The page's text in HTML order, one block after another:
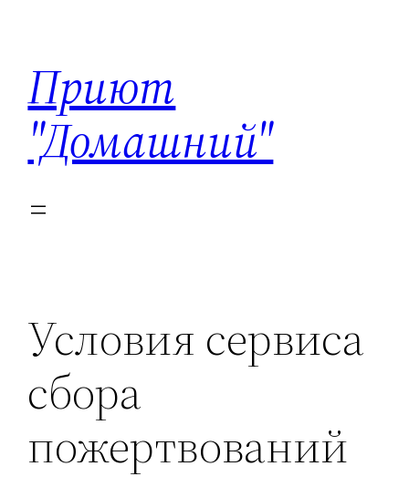
содержимому
Приют
"Домашний"
Условия сервиса
сбора
пожертвований